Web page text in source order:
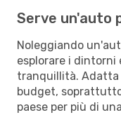
Serve un'auto
Noleggiando
esplorare i
tranquillità. Adatta
budget,
paese per più di